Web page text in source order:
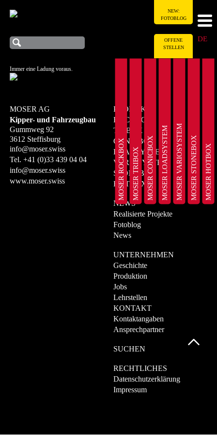
Immer eine Ladung voraus.
DE
NEW:
FOTOBLOG
OFFENE
STELLEN
MOSER ROCKBOXMOSER TRIBOXMOSER CONICBOXMOSER LOADSYSTEMMOSER VARIOSYSTEMMOSER STONEBOXMOSER HOTBOX
MOSER AG
Kipper- und Fahrzeugbau
Gummweg 92
3612 Steffisburg
info@moser.swiss
Tel. +41 (0)33 439 04 04
info@moser.swiss
www.moser.swiss
PRODUKTE
ROCKBOX
TRIBOX
CONICBOX
LOADSYSTEM
VARIOSYSTEM
STONEBOX
HOTBOX
NEWS
Realisierte Projekte
Fotoblog
News
UNTERNEHMEN
Geschichte
Produktion
Jobs
Lehrstellen
KONTAKT
Kontaktangaben
Ansprechpartner
SUCHEN
RECHTLICHES
Datenschutzerklärung
Impressum